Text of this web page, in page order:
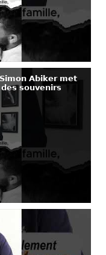
𝗔𝗯𝗶𝗸𝗲𝗿 𝗺𝗲𝘁
𝗱𝗲𝘀 𝘀𝗼𝘂𝘃𝗲𝗻𝗶𝗿𝘀